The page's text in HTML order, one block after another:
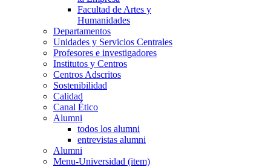
Facultad de Artes y
Humanidades
Departamentos
Unidades y Servicios Centrales
Profesores e investigadores
Institutos y Centros
Centros Adscritos
Sostenibilidad
Calidad
Canal Ético
Alumni
todos los alumni
entrevistas alumni
Alumni
Menu-Universidad (item)